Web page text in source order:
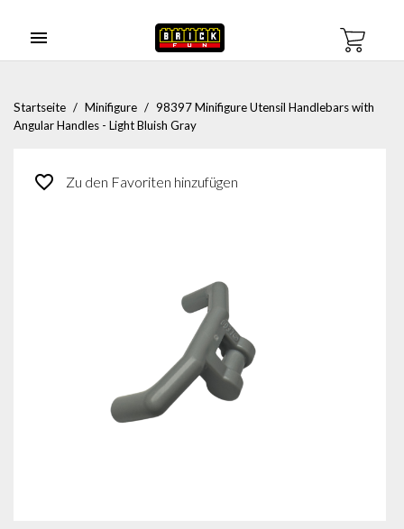

Startseite Minifigure
98397 Minifigure Utensil Handlebars with
Angular Handles - Light Bluish Gray
favorite_border